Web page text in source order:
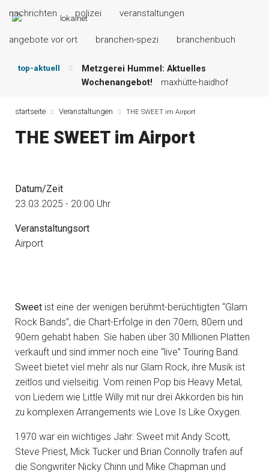
nachrichten polizei veranstaltungen
angebote vor ort branchen-spezi branchenbuch
top-aktuell
Metzgerei Hummel: Aktuelles
Wochenangebot!
maxhütte-haidhof
Grillspezialitäten u.v.m.! kallmünz
und mehr … burglengenfeld
Angebot …
Region!
startseite Veranstaltungen THE SWEET im Airport
THE SWEET im Airport
Datum/Zeit
23.03.2025 - 20:00 Uhr
Veranstaltungsort
Airport
Sweet ist eine der wenigen berühmt-berüchtigten “Glam
Rock Bands”, die Chart-Erfolge in den 70ern, 80ern und
90ern gehabt haben. Sie haben über 30 Millionen Platten
verkauft und sind immer noch eine “live” Touring Band.
Sweet bietet viel mehr als nur Glam Rock, ihre Musik ist
zeitlos und vielseitig. Vom reinen Pop bis Heavy Metal,
von Liedern wie Little Willy mit nur drei Akkorden bis hin
zu komplexen Arrangements wie Love Is Like Oxygen.
1970 war ein wichtiges Jahr: Sweet mit Andy Scott,
Steve Priest, Mick Tucker und Brian Connolly trafen auf
die Songwriter Nicky Chinn und Mike Chapman und